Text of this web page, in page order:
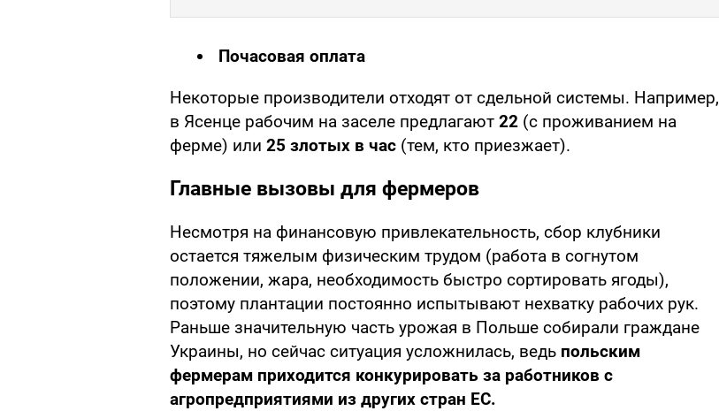
Почасовая оплата
Некоторые производители отходят от сдельной системы. Например,
в Ясенце рабочим на заселе предлагают 22 (с проживанием на
ферме) или 25 злотых в час (тем, кто приезжает).
Главные вызовы для фермеров
Несмотря на финансовую привлекательность, сбор клубники
остается тяжелым физическим трудом (работа в согнутом
положении, жара, необходимость быстро сортировать ягоды),
поэтому плантации постоянно испытывают нехватку рабочих рук.
Раньше значительную часть урожая в Польше собирали граждане
Украины, но сейчас ситуация усложнилась, ведь польским
фермерам приходится конкурировать за работников с
агропредприятиями из других стран ЕС.